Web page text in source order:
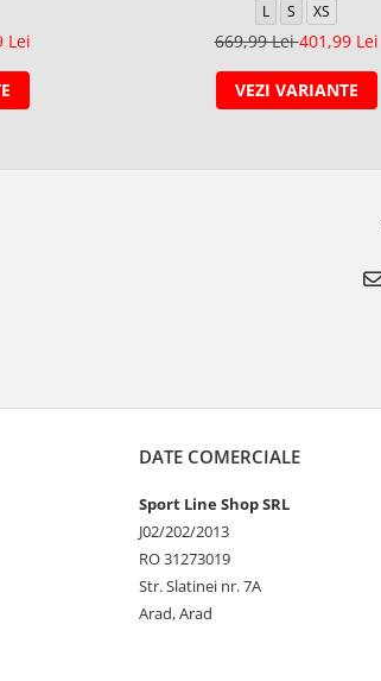
Lei
L S XS
669,99 Lei401,99 Lei
VEZI VARIANTE
DATE COMERCIALE
Sport Line Shop SRL
J02/202/2013
RO 31273019
Str. Slatinei nr. 7A
Arad, Arad